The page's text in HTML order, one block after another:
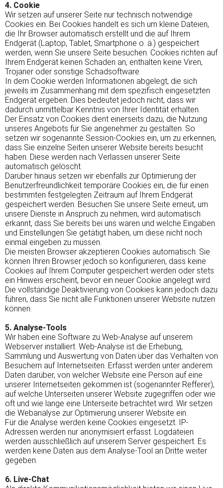
4. Cookie
Wir setzen auf unserer Seite nur technisch notwendige
Cookies ein. Bei Cookies handelt es sich um kleine Dateien,
die Ihr Browser automatisch erstellt und die auf Ihrem
Endgerät (Laptop, Tablet, Smartphone o. ä.) gespeichert
werden, wenn Sie unsere Seite besuchen. Cookies richten auf
Ihrem Endgerät keinen Schaden an, enthalten keine Viren,
Trojaner oder sonstige Schadsoftware.
In dem Cookie werden Informationen abgelegt, die sich
jeweils im Zusammenhang mit dem spezifisch eingesetzten
Endgerät ergeben. Dies bedeutet jedoch nicht, dass wir
dadurch unmittelbar Kenntnis von Ihrer Identität erhalten.
Der Einsatz von Cookies dient einerseits dazu, die Nutzung
unseres Angebots für Sie angenehmer zu gestalten. So
setzen wir sogenannte Session-Cookies ein, um zu erkennen,
dass Sie einzelne Seiten unserer Website bereits besucht
haben. Diese werden nach Verlassen unserer Seite
automatisch gelöscht.
Darüber hinaus setzen wir ebenfalls zur Optimierung der
Benutzerfreundlichkeit temporäre Cookies ein, die für einen
bestimmten festgelegten Zeitraum auf Ihrem Endgerät
gespeichert werden. Besuchen Sie unsere Seite erneut, um
unsere Dienste in Anspruch zu nehmen, wird automatisch
erkannt, dass Sie bereits bei uns waren und welche Eingaben
und Einstellungen Sie getätigt haben, um diese nicht noch
einmal eingeben zu müssen.
Die meisten Browser akzeptieren Cookies automatisch. Sie
können Ihren Browser jedoch so konfigurieren, dass keine
Cookies auf Ihrem Computer gespeichert werden oder stets
ein Hinweis erscheint, bevor ein neuer Cookie angelegt wird.
Die vollständige Deaktivierung von Cookies kann jedoch dazu
führen, dass Sie nicht alle Funktionen unserer Website nutzen
können.
5. Analyse-Tools
Wir haben eine Software zu Web-Analyse auf unserem
Webserver installiert. Web-Analyse ist die Erhebung,
Sammlung und Auswertung von Daten über das Verhalten von
Besuchern auf Internetseiten. Erfasst werden unter anderem
Daten darüber, von welcher Website eine Person auf eine
unserer Internetseiten gekommen ist (sogenannter Refferer),
auf welche Unterseiten unserer Website zugegriffen oder wie
oft und wie lange eine Unterseite betrachtet wird. Wir setzen
die Webanalyse zur Optimierung unserer Website ein.
Für die Analyse werden keine Cookies eingesetzt. IP-
Adressen werden nur anonymisiert erfasst. Logdateien
werden ausschließlich auf unserem Server gespeichert. Es
werden keine Daten aus dem Analyse-Tool an Dritte weiter
gegeben.
6. Live-Chat